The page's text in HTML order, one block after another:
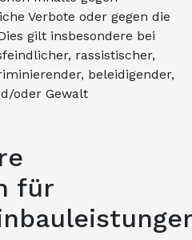
Verbote oder gegen die
gilt insbesondere bei
rassistischer,
beleidigender,
oder Gewalt
für